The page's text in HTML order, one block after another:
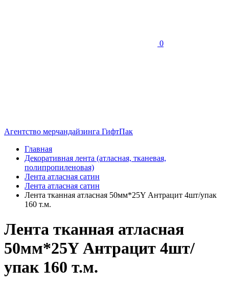
0
Агентство мерчандайзинга ГифтПак
Главная
Декоративная лента (атласная, тканевая,
полипропиленовая)
Лента атласная сатин
Лента атласная сатин
Лента тканная атласная 50мм*25Y Антрацит 4шт/упак
160 т.м.
Лента тканная атласная
50мм*25Y Антрацит 4шт/
упак 160 т.м.